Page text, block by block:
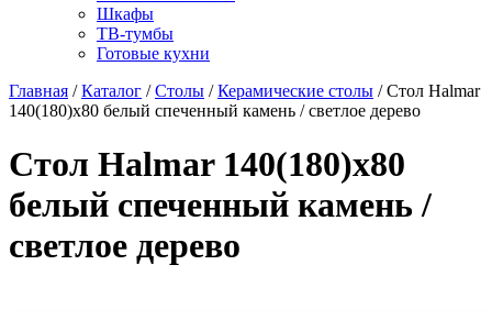
Шкафы
ТВ-тумбы
Готовые кухни
Главная /Каталог /Столы /Керамические столы /Стол Halmar
140(180)x80 белый спеченный камень / светлое дерево
Стол Halmar 140(180)x80
белый спеченный камень /
светлое дерево